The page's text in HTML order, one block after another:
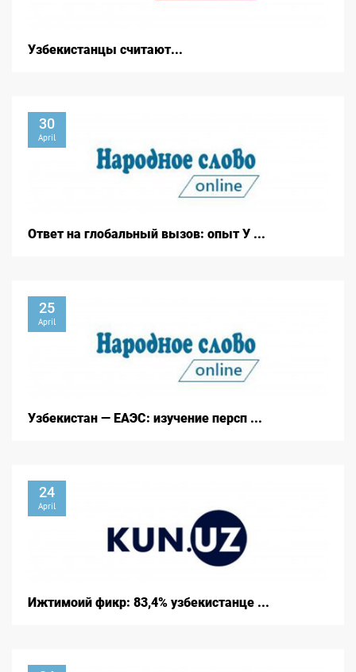
Узбекистанцы считают...
30
April
Ответ на глобальный вызов: опыт У ...
25
April
Узбекистан — ЕАЭС: изучение персп ...
24
April
Ижтимоий фикр: 83,4% узбекистанце ...